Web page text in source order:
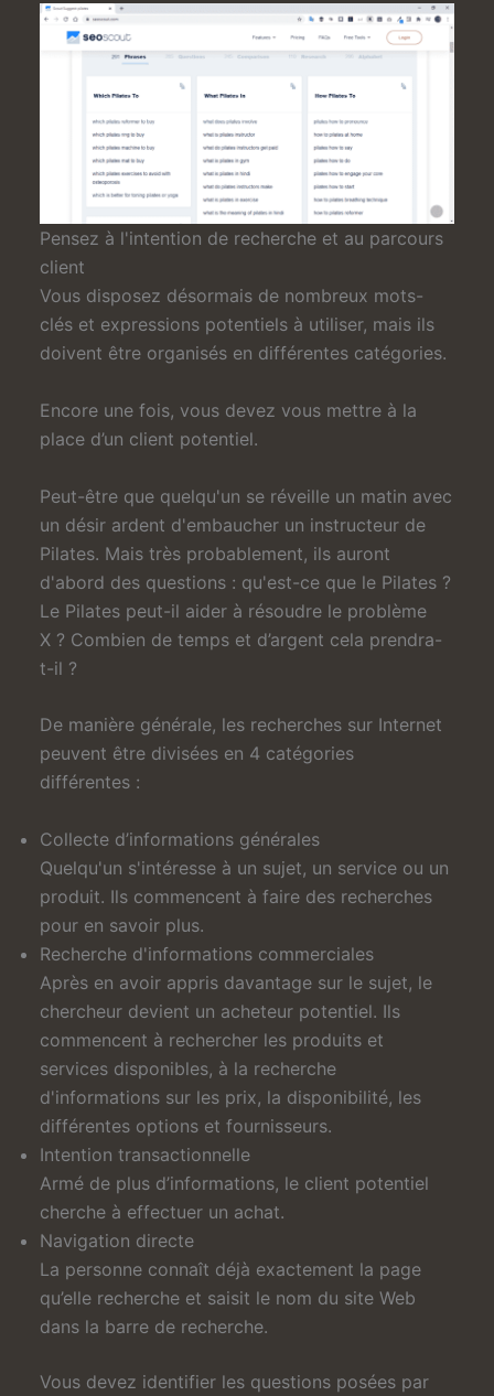
Pensez à l'intention de recherche et au parcours
client
Vous disposez désormais de nombreux mots-
clés et expressions potentiels à utiliser, mais ils
doivent être organisés en différentes catégories.
Encore une fois, vous devez vous mettre à la
place d’un client potentiel.
Peut-être que quelqu'un se réveille un matin avec
un désir ardent d'embaucher un instructeur de
Pilates. Mais très probablement, ils auront
d'abord des questions : qu'est-ce que le Pilates ?
Le Pilates peut-il aider à résoudre le problème
X ? Combien de temps et d’argent cela prendra-
t-il ?
De manière générale, les recherches sur Internet
peuvent être divisées en 4 catégories
différentes :
Collecte d’informations générales
Quelqu'un s'intéresse à un sujet, un service ou un
produit. Ils commencent à faire des recherches
pour en savoir plus.
Recherche d'informations commerciales
Après en avoir appris davantage sur le sujet, le
chercheur devient un acheteur potentiel. Ils
commencent à rechercher les produits et
services disponibles, à la recherche
d'informations sur les prix, la disponibilité, les
différentes options et fournisseurs.
Intention transactionnelle
Armé de plus d’informations, le client potentiel
cherche à effectuer un achat.
Navigation directe
La personne connaît déjà exactement la page
qu’elle recherche et saisit le nom du site Web
dans la barre de recherche.
Vous devez identifier les questions posées par